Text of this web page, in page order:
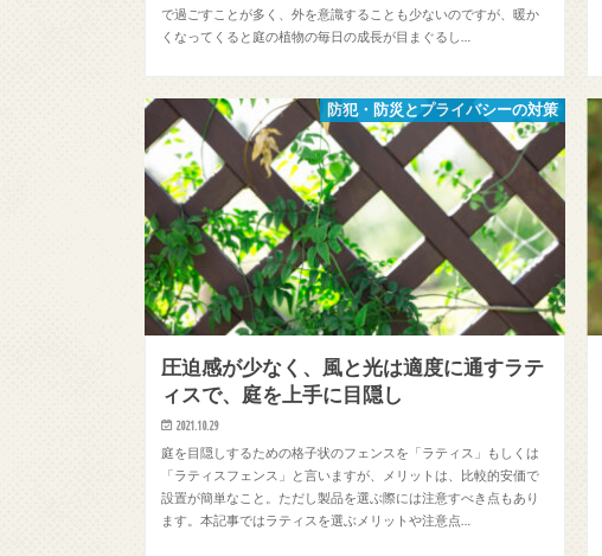
で過ごすことが多く、外を意識することも少ないのですが、暖か
くなってくると庭の植物の毎日の成長が目まぐるし…
防犯・防災とプライバシーの対策
圧迫感が少なく、風と光は適度に通すラテ
ィスで、庭を上手に目隠し
2021.10.29
庭を目隠しするための格子状のフェンスを「ラティス」もしくは
「ラティスフェンス」と言いますが、メリットは、比較的安価で
設置が簡単なこと。ただし製品を選ぶ際には注意すべき点もあり
ます。本記事ではラティスを選ぶメリットや注意点…